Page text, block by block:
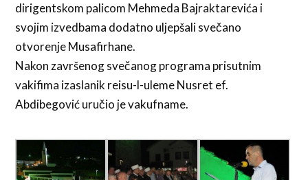
dirigentskom palicom Mehmeda Bajraktarevića i
svojim izvedbama dodatno uljepšali svečano
otvorenje Musafirhane.
Nakon završenog svečanog programa prisutnim
vakifima izaslanik reisu-l-uleme Nusret ef.
Abdibegović uručio je vakufname.